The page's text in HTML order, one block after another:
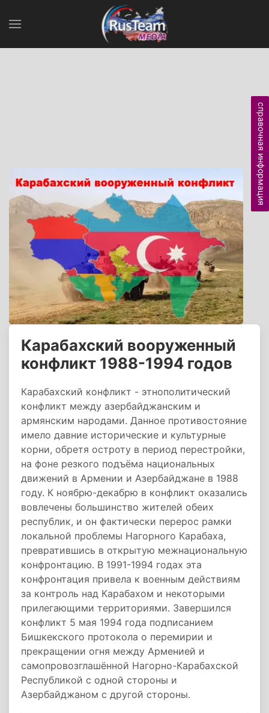
Карабахский вооруженный
конфликт 1988-1994 годов
Карабахский конфликт - этнополитический
конфликт между азербайджанским и
армянским народами. Данное противостояние
имело давние исторические и культурные
корни, обретя остроту в период перестройки,
на фоне резкого подъёма национальных
движений в Армении и Азербайджане в 1988
году. К ноябрю-декабрю в конфликт оказались
вовлечены большинство жителей обеих
республик, и он фактически перерос рамки
локальной проблемы Нагорного Карабаха,
превратившись в открытую межнациональную
конфронтацию. В 1991-1994 годах эта
конфронтация привела к военным действиям
за контроль над Карабахом и некоторыми
прилегающими территориями. Завершился
конфликт 5 мая 1994 года подписанием
Бишкекского протокола о перемирии и
прекращении огня между Арменией и
самопровозглашённой Нагорно-Карабахской
Республикой с одной стороны и
Азербайджаном с другой стороны.
справочная информация